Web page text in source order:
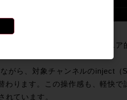
場所にあり
非常に便
が出来ます。これも、エンジニア
がら、対象チャンネルのinject（
わります。この操作感も、軽快で
れています。